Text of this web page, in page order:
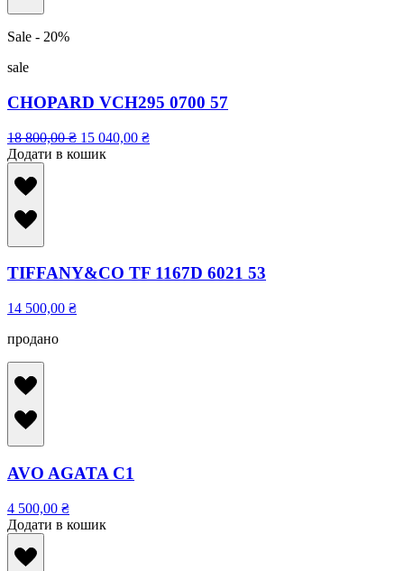
Sale - 20%
sale
CHOPARD VCH295 0700 57
18 800,00₴ 15 040,00 ₴
Додати в кошик
TIFFANY&CO TF 1167D 6021 53
14 500,00 ₴
продано
AVO AGATA C1
4 500,00 ₴
Додати в кошик